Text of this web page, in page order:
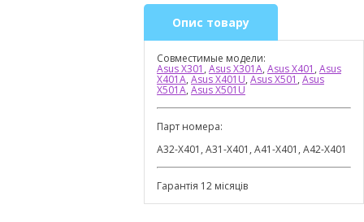
Опис товару
Совместимые модели:
Asus X301 , Asus X301A, Asus X401 , Asus
X401A, Asus X401U, Asus X501 , Asus
X501A, Asus X501U
Парт номера:
A32-X401, A31-X401, A41-X401, A42-X401
Гарантія 12 місяців